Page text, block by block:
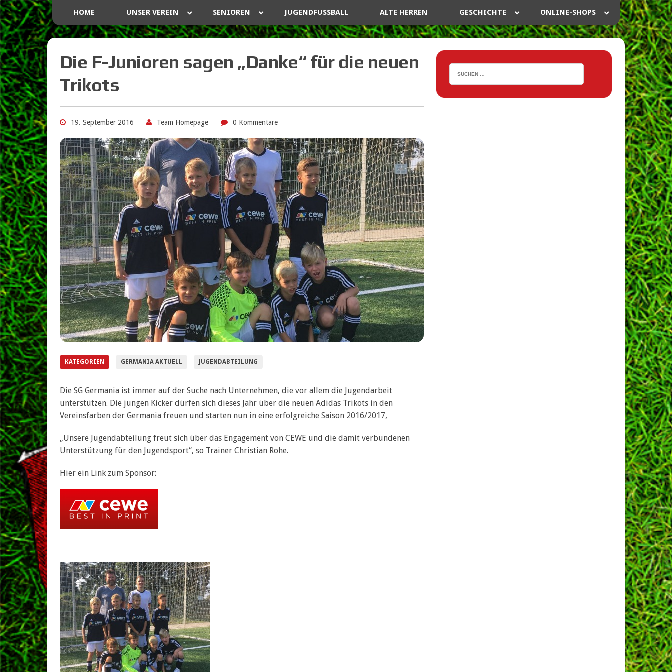
HOME UNSER VEREIN SENIOREN JUGENDFUSSBALL ALTE HERREN GESCHICHTE ONLINE-SHOPS
Die F-Junioren sagen „Danke“ für die neuen
Trikots
19. September 2016 Team Homepage 0 Kommentare
KATEGORIEN GERMANIA AKTUELL JUGENDABTEILUNG
Die SG Germania ist immer auf der Suche nach Unternehmen, die vor allem die Jugendarbeit
unterstützen. Die jungen Kicker dürfen sich dieses Jahr über die neuen Adidas Trikots in den
Vereinsfarben der Germania freuen und starten nun in eine erfolgreiche Saison 2016/2017,
„Unsere Jugendabteilung freut sich über das Engagement von CEWE und die damit verbundenen
Unterstützung für den Jugendsport“, so Trainer Christian Rohe.
Hier ein Link zum Sponsor: